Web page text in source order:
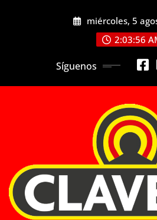
miércoles, 5
2:03:58
Síguenos